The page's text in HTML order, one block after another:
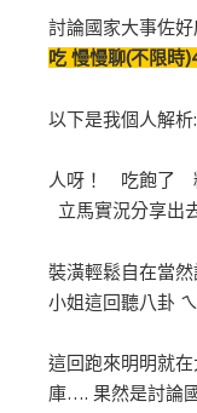
討論國家大事佐好
吃 慢慢聊(不限時
以下是我個人解
人呀！ 吃飽了
立馬實況分享出
裝潢輕鬆自在當
小姐這回聽八卦
這回跑來明明就
庫…. 果然是討論